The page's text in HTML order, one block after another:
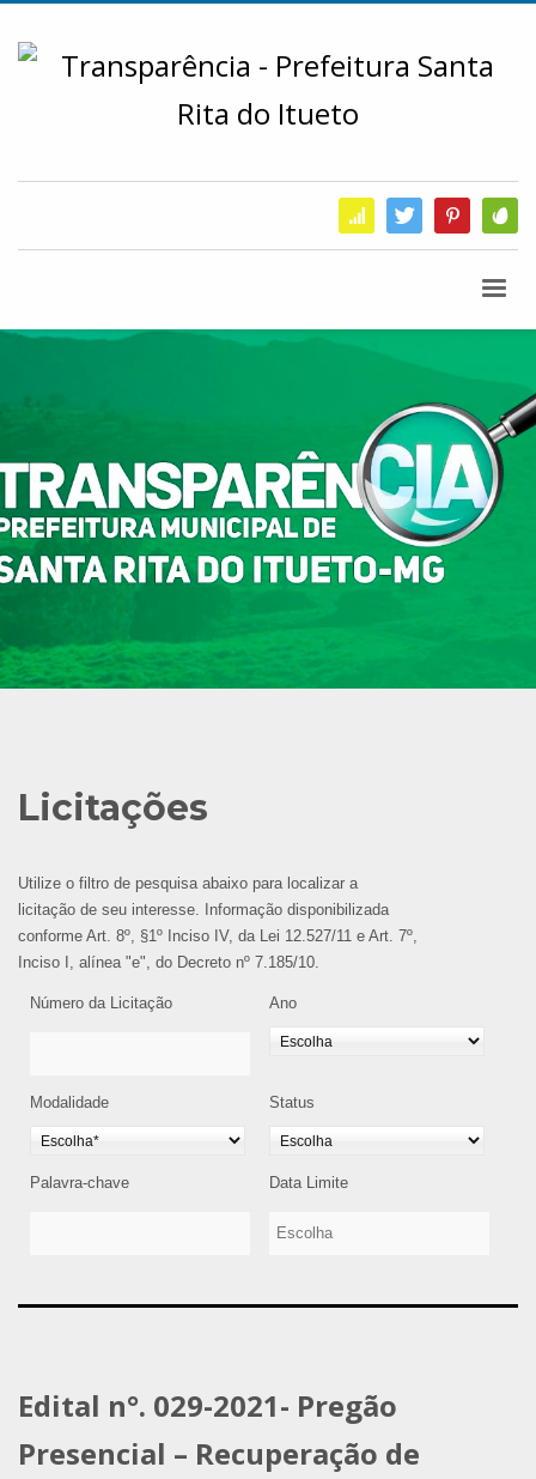
Licitações
Utilize o filtro de pesquisa abaixo para localizar a
licitação de seu interesse. Informação disponibilizada
conforme Art. 8º, §1º Inciso IV, da Lei 12.527/11 e Art. 7º,
Inciso I, alínea "e", do Decreto nº 7.185/10.
Número da Licitação Ano
Modalidade Status
Palavra-chave Data Limite
Edital n°. 029-2021- Pregão
Presencial – Recuperação de